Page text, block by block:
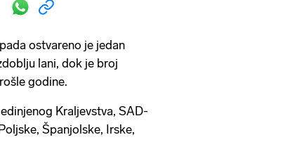
ostvareno je jedan
lani, dok je broj
godine.
Kraljevstva, SAD-
Španjolske, Irske,